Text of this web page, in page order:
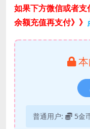
如果下方微信或者
余额充值再支付》》
普通用户: 5金